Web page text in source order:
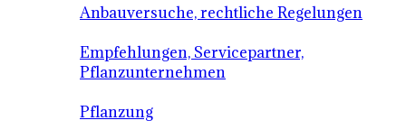
Anbauversuche, rechtliche Regelungen
Empfehlungen, Servicepartner,
Pflanzunternehmen
Pflanzung